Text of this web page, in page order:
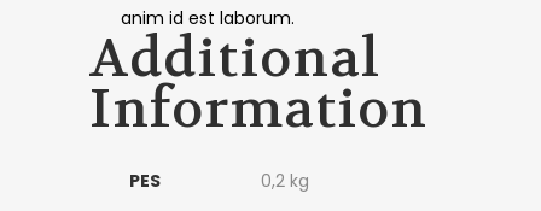
anim id est laborum.
Additional
Information
PES
0,2 kg